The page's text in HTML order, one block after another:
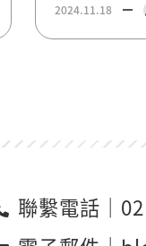
2024.11.18
聯繫電話｜